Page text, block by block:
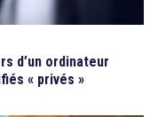
d’un ordinateur
« privés »